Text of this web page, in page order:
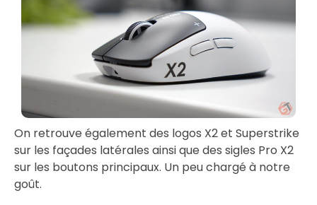
On retrouve également des logos X2 et Superstrike
sur les façades latérales ainsi que des sigles Pro X2
sur les boutons principaux. Un peu chargé à notre
goût.